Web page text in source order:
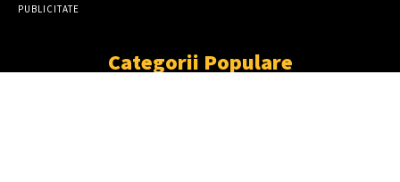
PUBLICITATE
Categorii Populare